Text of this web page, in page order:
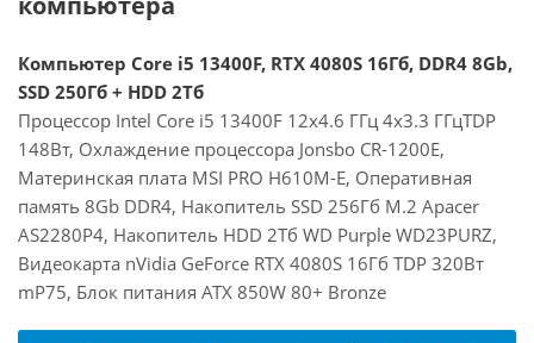
Компьютер Core i5 13400F, RTX 4080S 16Гб, DDR4 8Gb,
SSD 250Гб + HDD 2Тб
Процессор Intel Core i5 13400F 12x4.6 ГГц 4x3.3 ГГцTDP
148Вт, Охлаждение процессора Jonsbo CR-1200E,
Материнская плата MSI PRO H610M-E, Оперативная
память 8Gb DDR4, Накопитель SSD 256Гб M.2 Apacer
AS2280P4, Накопитель HDD 2Тб WD Purple WD23PURZ,
Видеокарта nVidia GeForce RTX 4080S 16Гб TDP 320Вт
mP75, Блок питания ATX 850W 80+ Bronze